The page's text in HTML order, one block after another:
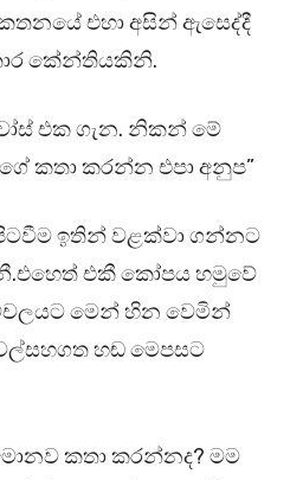
එහා අසින් ඇසෙද්දී
කේන්තියකිනි.
එක ගැන. නිකන් මේ
කතා කරන්න එපා අනුප”
ඉතින් වළක්වා ගන්නට
එකී කෝපය හමුවේ
මෙන් හින වෙමින්
හඬ මෙපසට
කතා කරන්නද? මම